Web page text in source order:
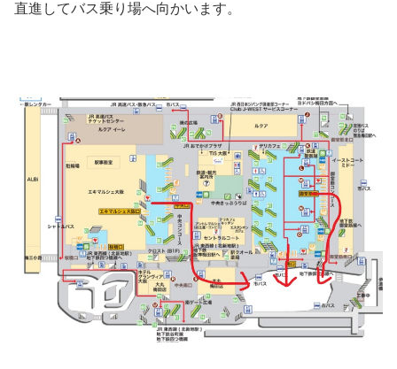
直進してバス乗り場へ向かいます。